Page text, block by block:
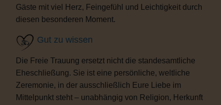
Gäste mit viel Herz, Feingefühl und Leichtigkeit durch
diesen besonderen Moment.
Gut zu wissen
Die Freie Trauung ersetzt nicht die standesamtliche
Eheschließung. Sie ist eine persönliche, weltliche
Zeremonie, in der ausschließlich Eure Liebe im
Mittelpunkt steht – unabhängig von Religion, Herkunft